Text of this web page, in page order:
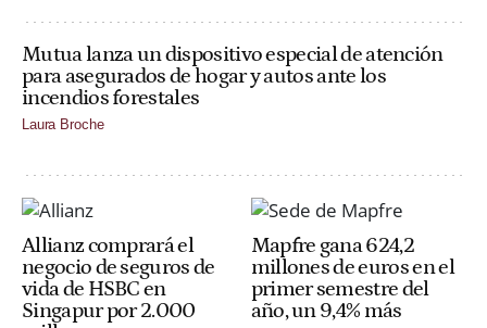
Mutua lanza un dispositivo especial de atención
para asegurados de hogar y autos ante los
incendios forestales
Laura Broche
Allianz comprará el
negocio de seguros de
vida de HSBC en
Singapur por 2.000
Mapfre gana 624,2
millones de euros en el
primer semestre del
año, un 9,4% más